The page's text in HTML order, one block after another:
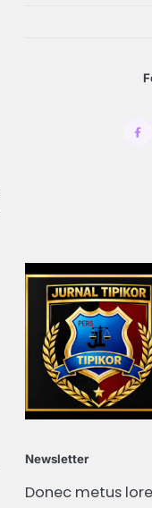
Newsletter
Donec metus